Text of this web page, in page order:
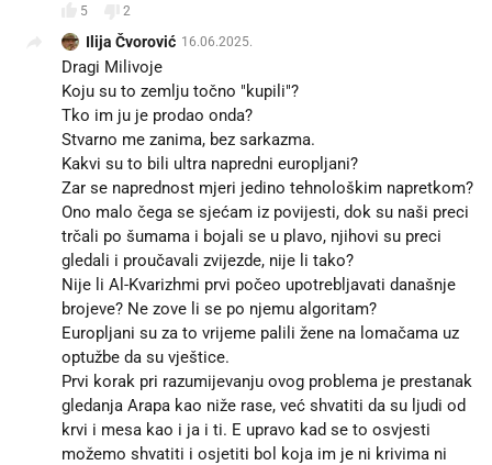
5 2
Ilija Čvorović 16.06.2025.
Dragi Milivoje
Koju su to zemlju točno "kupili"?
Tko im ju je prodao onda?
Stvarno me zanima, bez sarkazma.
Kakvi su to bili ultra napredni europljani?
Zar se naprednost mjeri jedino tehnološkim napretkom?
Ono malo čega se sjećam iz povijesti, dok su naši preci
trčali po šumama i bojali se u plavo, njihovi su preci
gledali i proučavali zvijezde, nije li tako?
Nije li Al-Kvarizhmi prvi počeo upotrebljavati današnje
brojeve? Ne zove li se po njemu algoritam?
Europljani su za to vrijeme palili žene na lomačama uz
optužbe da su vještice.
Prvi korak pri razumijevanju ovog problema je prestanak
gledanja Arapa kao niže rase, već shvatiti da su ljudi od
krvi i mesa kao i ja i ti. E upravo kad se to osvjesti
možemo shvatiti i osjetiti bol koja im je ni krivima ni